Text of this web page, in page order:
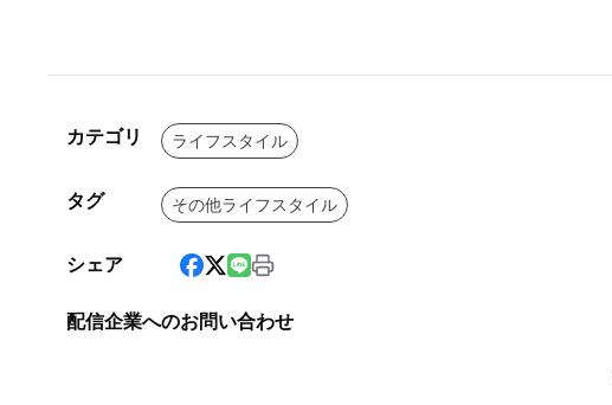
カテゴリ ライフスタイル
タグ その他ライフスタイル
シェア
配信企業へのお問い合わせ